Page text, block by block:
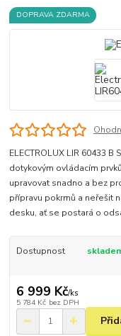
DOPRAVA ZDARMA
ELECTROLUX LIR 60433
dotykovým ovládacím
upravovat snadno a bez
přípravu pokrmů a neřešit
desku, ať se postará o
Dostupnost
6 999 Kč/ks
5 784 Kč bez DPH